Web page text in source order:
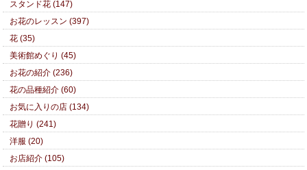
スタンド花 (147)
お花のレッスン (397)
花 (35)
美術館めぐり (45)
お花の紹介 (236)
花の品種紹介 (60)
お気に入りの店 (134)
花贈り (241)
洋服 (20)
お店紹介 (105)